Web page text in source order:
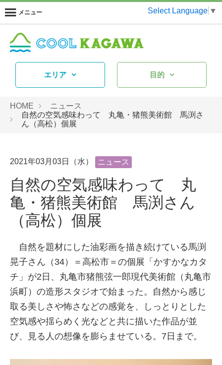
メニュー Select Language ▼
エリア 目的
HOME
ニュース
自然の空気感味わって 丸亀・猪熊美術館 馬渕さ
ん（高松）個展
2021年03月03日（水） ニュース
自然の空気感味わって 丸
亀・猪熊美術館 馬渕さん
（高松）個展
自然を題材にした油彩画を描き続けている馬渕
晃子さん（34）＝高松市＝の個展「かすかなカタ
チ」が2日、丸亀市猪熊弦一郎現代美術館（丸亀市
浜町）の造形スタジオで始まった。自然から感じ
取る美しさや怖さなどの感覚を、しっとりとした
空気感や揺らめく光などと共に描いた作品が並
び、見る人の想像を膨らませている。7日まで。